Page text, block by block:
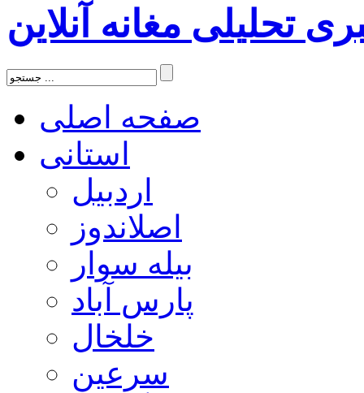
تحلیلی مغانه آنلاین
صفحه اصلی
استانی
اردبیل
اصلاندوز
بیله سوار
پارس آباد
خلخال
سرعین